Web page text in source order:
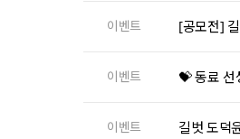
이벤트 [공모전]
이벤트 💝 동료 선
이벤트 길벗 도덕